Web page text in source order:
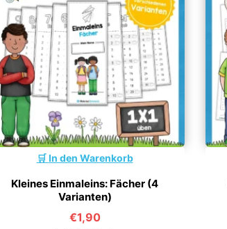
In den Warenkorb
Kleines Einmaleins: Fächer (4
Varianten)
€1,90